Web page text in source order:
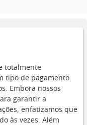
totalmente
tipo de pagamento
Embora nossos
garantir a
enfatizamos que
às vezes. Além